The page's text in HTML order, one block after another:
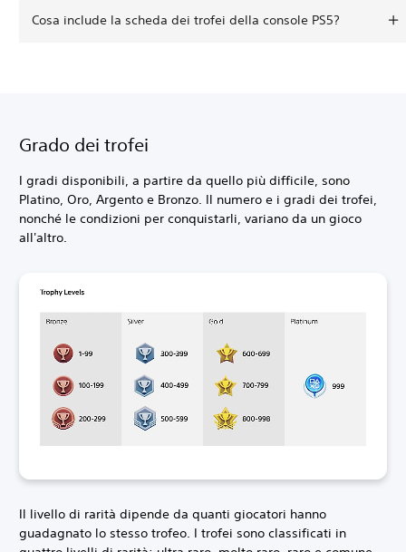
Cosa include la scheda dei trofei della console PS5?
Grado dei trofei
I gradi disponibili, a partire da quello più difficile, sono
Platino, Oro, Argento e Bronzo. Il numero e i gradi dei trofei,
nonché le condizioni per conquistarli, variano da un gioco
all'altro.
Il livello di rarità dipende da quanti giocatori hanno
guadagnato lo stesso trofeo. I trofei sono classificati in